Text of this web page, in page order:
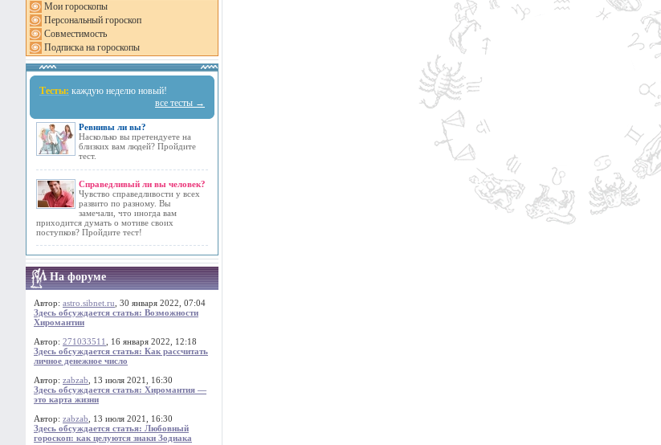
Мои гороскопы
Персональный гороскоп
Совместимость
Подписка на гороскопы
Тесты: каждую неделю новый!
все тесты →
Ревнивы ли вы?
Насколько вы претендуете на
близких вам людей? Пройдите
тест.
Справедливый ли вы человек?
Чувство справедливости у всех
развито по разному. Вы
замечали, что иногда вам
приходится думать о мотиве своих
поступков? Пройдите тест!
На форуме
Автор: astro.sibnet.ru , 30 января 2022, 07:04
Здесь обсуждается статья: Возможности
Хиромантии
Автор: 271033511
, 16 января 2022, 12:18
Здесь обсуждается статья: Как рассчитать
личное денежное число
Автор: zabzab , 13 июля 2021, 16:30
Здесь обсуждается статья: Хиромантия —
это карта жизни
Автор: zabzab , 13 июля 2021, 16:30
Здесь обсуждается статья: Любовный
гороскоп: как целуются знаки Зодиака